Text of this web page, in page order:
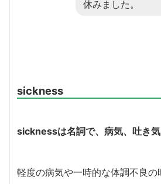
休みました。
sickness
sicknessは名詞で、病気、吐き気
軽度の病気や一時的な体調不良の